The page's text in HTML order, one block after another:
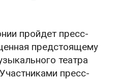
пройдет пресс-
предстоящему
театра
пресс-